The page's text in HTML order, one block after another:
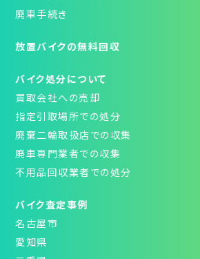
廃車手続き
放置バイクの無料回収
バイク処分について
買取会社への売却
指定引取場所での処分
廃棄二輪取扱店での収集
廃車専門業者での収集
不用品回収業者での処分
バイク査定事例
名古屋市
愛知県